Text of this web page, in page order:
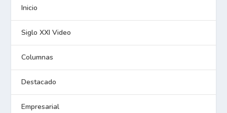
Inicio
Siglo XXI Video
Columnas
Destacado
Empresarial